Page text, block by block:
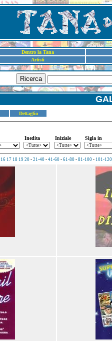
Dentro la Tana
Artisti
Ricerca
Dettaglio
Inedita Iniziale Sigla in
16 17 18 19 20 - 21-40 - 41-60 - 61-80 - 81-100 - 101-120